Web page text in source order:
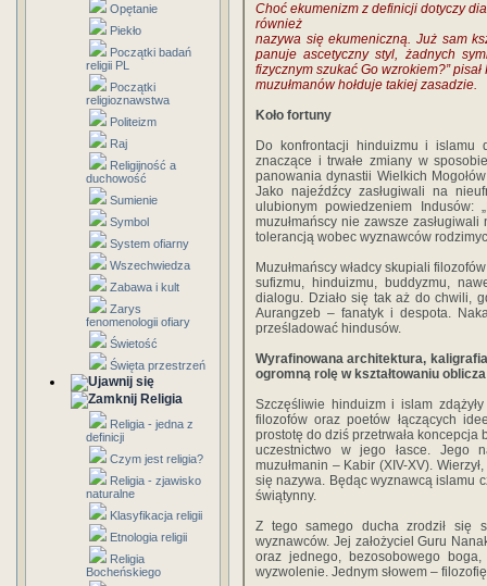
Opętanie
Piekło
Początki badań
religii PL
Początki
religioznawstwa
Politeizm
Raj
Religijność a
duchowość
Sumienie
Symbol
System ofiarny
Wszechwiedza
Zabawa i kult
Zarys
fenomenologii ofiary
Świetość
Święta przestrzeń
Religia
Religia - jedna z
definicji
Czym jest religia?
Religia - zjawisko
naturalne
Klasyfikacja religii
Etnologia religii
Religia
Bocheńskiego
Choć ekumenizm z definicji dotyczy
również
nazywa się ekumeniczną. Już sam
panuje ascetyczny styl, żadnych
fizycznym szukać Go wzrokiem?”
muzułmanów hołduje takiej zasadzie.
Koło fortuny
Do konfrontacji hinduizmu i islamu
znaczące i trwałe zmiany w
panowania dynastii Wielkich
Jako najeźdźcy zasługiwali na
ulubionym powiedzeniem Indusów:
muzułmańscy nie zawsze
tolerancją wobec wyznawców
Muzułmańscy władcy skupiali
sufizmu, hinduizmu, buddyzmu,
dialogu. Działo się tak aż do chwili,
Aurangzeb – fanatyk i despota.
prześladować hindusów.
Wyrafinowana architektura,
ogromną rolę w kształtowaniu
Szczęśliwie hinduizm i islam
filozofów oraz poetów łączących
prostotę do dziś przetrwała
uczestnictwo w jego łasce. Jego
muzułmanin – Kabir (XIV-XV).
się nazywa. Będąc wyznawcą islamu
świątynny.
Z tego samego ducha zrodził się
wyznawców. Jej założyciel Guru
oraz jednego, bezosobowego
wyzwolenie. Jednym słowem –